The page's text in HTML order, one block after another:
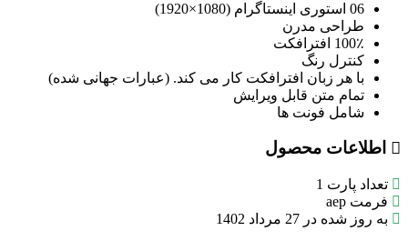
06 استوری اینستاگرام (1080×1920)
طراحی مدرن
100٪ افترافکت
کنترل رنگ
با هر زبان افترافکت کار می کند. (عبارات جهانی شده)
تمام متن قابل ویرایش
شامل فونت ها
اطلاعات محصول
تعداد پارت 1
فرمت aep
به روز شده در 27 مرداد 1402